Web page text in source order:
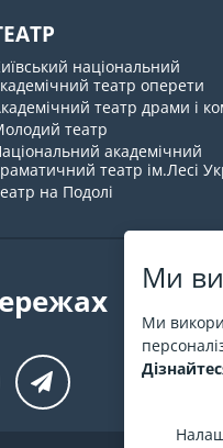
Ми
Ми
національний
театр оперети
театр драми і
театр
академічний
театр ім.Лесі
на Подолі